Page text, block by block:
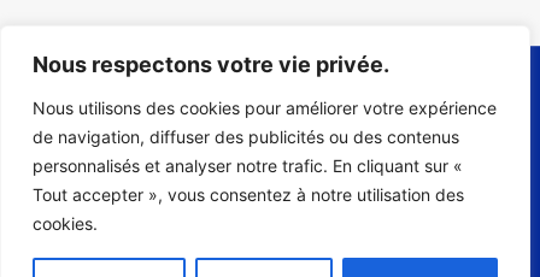
Nous respectons votre vie privée.
Nous utilisons des cookies pour améliorer votre expérience
de navigation, diffuser des publicités ou des contenus
personnalisés et analyser notre trafic. En cliquant sur «
Tout accepter », vous consentez à notre utilisation des
cookies.
All Rights Reserved © 2021
Tous les textes, commentaires, ouvrages, illustrations, images reproduits et tous logiciels utilisés
sur le site sont protégés par le droit d’auteur et pour le monde entier. A ce titre et conformément aux
dispositions du Code de la Propriété intellectuelle, seule l’utilisation pour un usage privé, réduite au
autorisés. Toute autre utilisation est constitutive de contrefaçon et sanctionnée par le Code de la
Propriété intellectuelle.